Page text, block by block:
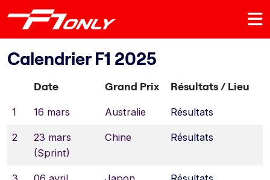
Calendrier F1 2025
Date Grand Prix Résultats / Lieu
1 16 mars Australie Résultats
2
23 mars
(Sprint)
Chine Résultats